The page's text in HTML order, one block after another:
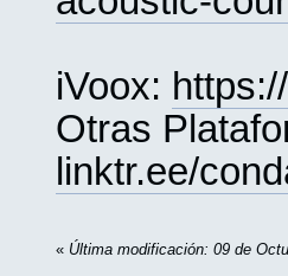
iVoox:
Otras
linktr.ee/
« Última modificación: 09 de